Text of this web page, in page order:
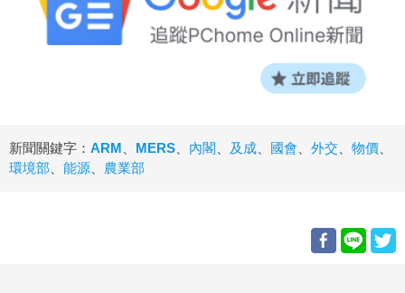
新聞關鍵字： ARM MERS 內閣 及成 國會 外交 物價
環境部
能源 農業部